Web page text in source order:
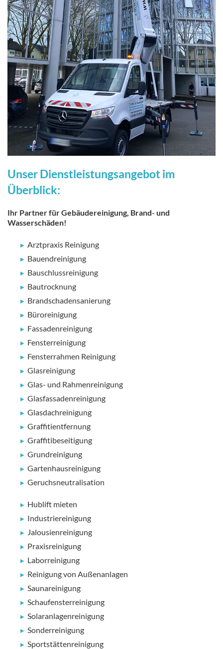
Unser Dienstleistungsangebot im
Überblick:
Ihr Partner für Gebäudereinigung, Brand- und
Wasserschäden!
Arztpraxis Reinigung
Bauendreinigung
Bauschlussreinigung
Bautrocknung
Brandschadensanierung
Büroreinigung
Fassadenreinigung
Fensterreinigung
Fensterrahmen Reinigung
Glasreinigung
Glas- und Rahmenreinigung
Glasfassadenreinigung
Glasdachreinigung
Graffitientfernung
Graffitibeseitigung
Grundreinigung
Gartenhausreinigung
Geruchsneutralisation
Hublift mieten
Industriereinigung
Jalousienreinigung
Praxisreinigung
Laborreinigung
Reinigung von Außenanlagen
Saunareinigung
Schaufensterreinigung
Solaranlagenreinigung
Sonderreinigung
Sportstättenreinigung